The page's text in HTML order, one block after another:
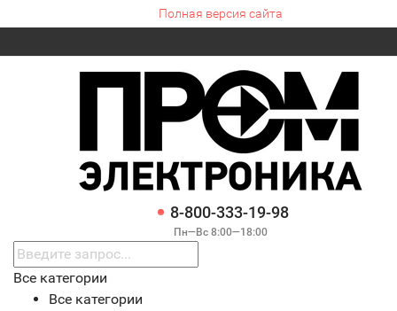
Полная версия сайта
8-800-333-19-98
Пн—Вс 8:00—18:00
Все категории
Все категории